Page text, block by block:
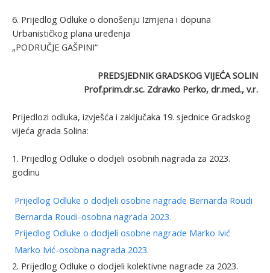
6. Prijedlog Odluke o donošenju Izmjena i dopuna
Urbanističkog plana uređenja
„PODRUČJE GAŠPINI“
PREDSJEDNIK GRADSKOG VIJEĆA SOLIN
Prof.prim.dr.sc. Zdravko Perko, dr.med., v.r.
Prijedlozi odluka, izvješća i zaključaka 19. sjednice Gradskog
vijeća grada Solina:
1. Prijedlog Odluke o dodjeli osobnih nagrada za 2023.
godinu
Prijedlog Odluke o dodjeli osobne nagrade Bernarda Roudi
Bernarda Roudi-osobna nagrada 2023.
Prijedlog Odluke o dodjeli osobne nagrade Marko Ivić
Marko Ivić-osobna nagrada 2023.
2. Prijedlog Odluke o dodjeli kolektivne nagrade za 2023.